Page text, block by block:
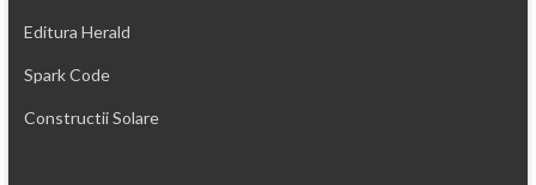
Editura Herald
Spark Code
Constructii Solare